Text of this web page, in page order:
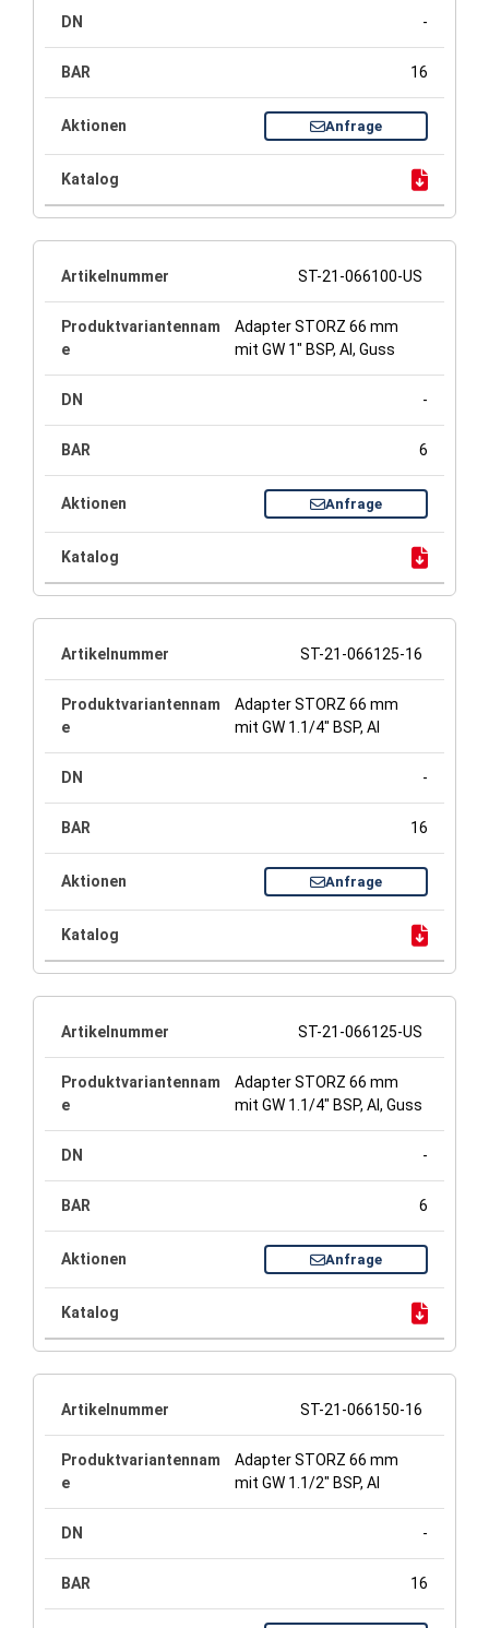
-
16
Anfrage
ST-21-066100-US
Adapter STORZ 66 mm
mit GW 1" BSP, Al, Guss
-
6
Anfrage
ST-21-066125-16
Adapter STORZ 66 mm
mit GW 1.1/4" BSP, Al
-
16
Anfrage
ST-21-066125-US
Adapter STORZ 66 mm
mit GW 1.1/4" BSP, Al, Guss
-
6
Anfrage
ST-21-066150-16
Adapter STORZ 66 mm
mit GW 1.1/2" BSP, Al
-
16